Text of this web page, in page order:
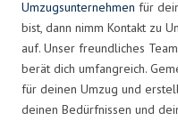
Umzugsunternehmen für
bist, dann nimm Kontakt zu
auf. Unser freundliches
berät dich umfangreich.
für deinen Umzug und
deinen Bedürfnissen und